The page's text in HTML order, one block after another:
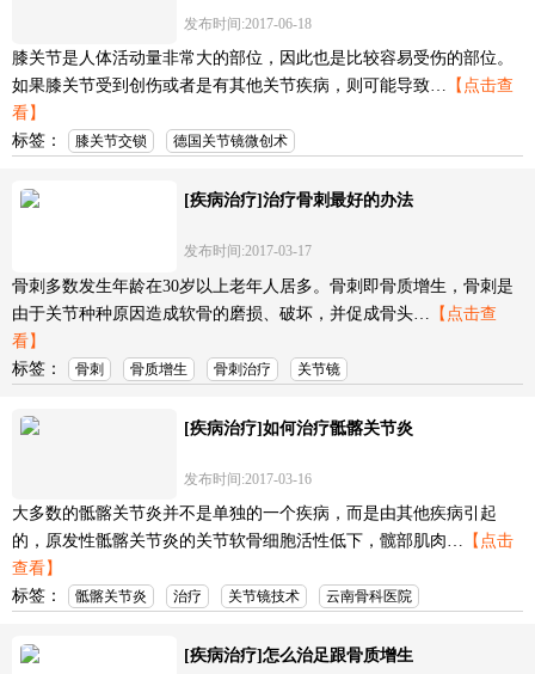
发布时间:2017-06-18
膝关节是人体活动量非常大的部位，因此也是比较容易受伤的部位。
如果膝关节受到创伤或者是有其他关节疾病，则可能导致… 【点击查
看】
标签：
膝关节交锁 德国关节镜微创术
[疾病治疗]治疗骨刺最好的办法
发布时间:2017-03-17
骨刺多数发生年龄在30岁以上老年人居多。骨刺即骨质增生，骨刺是
由于关节种种原因造成软骨的磨损、破坏，并促成骨头…
【点击查
看】
标签：
骨刺 骨质增生 骨刺治疗 关节镜
[疾病治疗]如何治疗骶髂关节炎
发布时间:2017-03-16
大多数的骶髂关节炎并不是单独的一个疾病，而是由其他疾病引起
的，原发性骶髂关节炎的关节软骨细胞活性低下，髋部肌肉… 【点击
查看】
标签：
骶髂关节炎 治疗 关节镜技术 云南骨科医院
[疾病治疗]怎么治足跟骨质增生